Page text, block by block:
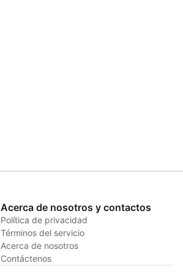
Acerca de nosotros y contactos
Política de privacidad
Términos del servicio
Acerca de nosotros
Contáctenos